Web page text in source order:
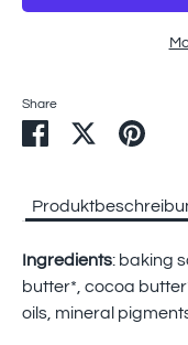
Share
Share SharePin
Ingredients: baking
butter*, cocoa
oils, mineral